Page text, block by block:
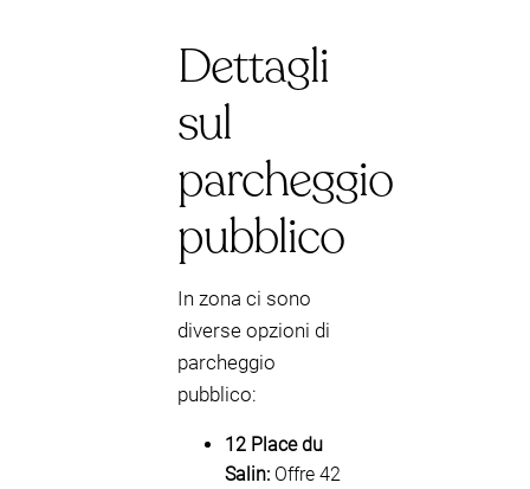
Dettagli
sul
parcheggio
pubblico
In zona ci sono
diverse opzioni di
parcheggio
pubblico:
12 Place du
Salin: Offre 42